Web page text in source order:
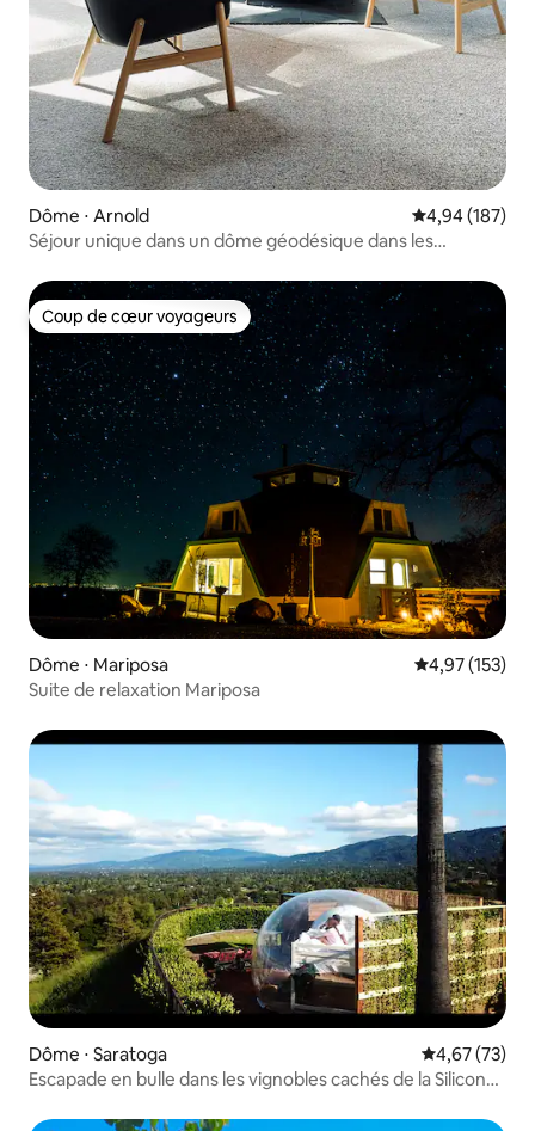
Dôme ⋅ Arnold Évaluation
4,94 (187)
Séjour unique dans un dôme géodésique dans les
Coup de cœur voyageurs
Coup de cœur voyageurs
Dôme ⋅ Mariposa Évaluation
4,97 (153)
Suite de relaxation Mariposa
Dôme ⋅ Saratoga Évaluation
4,67 (73)
Escapade en bulle dans les vignobles cachés de la Silicon